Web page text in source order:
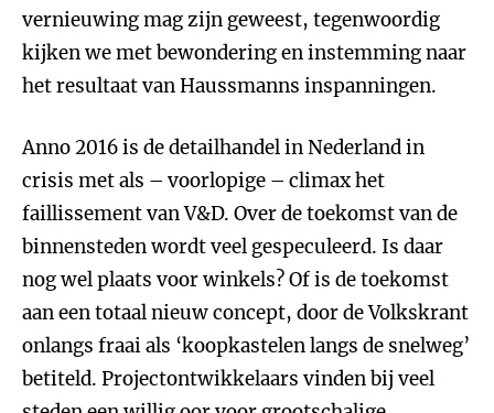
vernieuwing mag zijn geweest, tegenwoordig
kijken we met bewondering en instemming naar
het resultaat van Haussmanns inspanningen.
Anno 2016 is de detailhandel in Nederland in
crisis met als – voorlopige – climax het
faillissement van V&D. Over de toekomst van de
binnensteden wordt veel gespeculeerd. Is daar
nog wel plaats voor winkels? Of is de toekomst
aan een totaal nieuw concept, door de Volkskrant
onlangs fraai als ‘koopkastelen langs de snelweg’
betiteld. Projectontwikkelaars vinden bij veel